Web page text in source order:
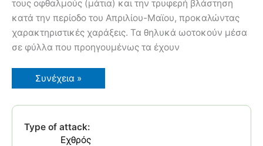
τους οφθαλμούς (μάτια) και την τρυφερή βλάστηση
κατά την περίοδο του Απριλίου-Μαϊου, προκαλώντας
χαρακτηριστικές χαράξεις. Τα θηλυκά ωοτοκούν μέσα
σε φύλλα που προηγουμένως τα έχουν
Τσιγαρολόγος
Συνέχεια »
Type of attack:
Εχθρός